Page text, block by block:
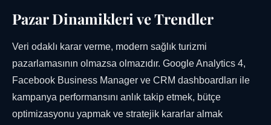
Pazar Dinamikleri ve Trendler
Veri odaklı karar verme, modern sağlık turizmi
pazarlamasının olmazsa olmazıdır. Google Analytics 4,
Facebook Business Manager ve CRM dashboardları ile
kampanya performansını anlık takip etmek, bütçe
optimizasyonu yapmak ve stratejik kararlar almak